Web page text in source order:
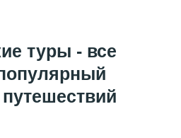
туры - все